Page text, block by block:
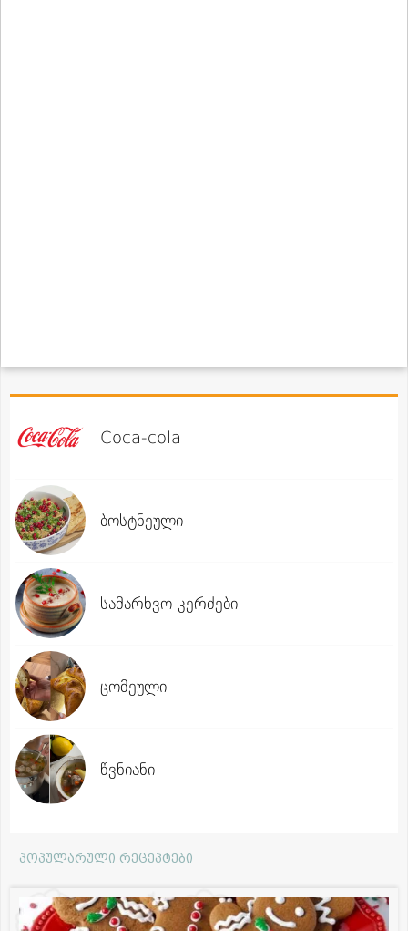
Coca-cola
ბოსტნეული
სამარხვო კერძები
ცომეული
წვნიანი
პოპულარული რეცეპტები